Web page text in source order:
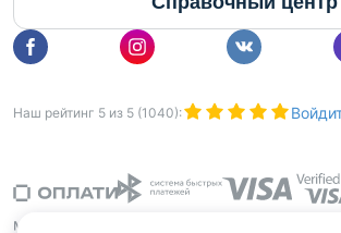
Наш рейтинг 5 из 5 (1040):